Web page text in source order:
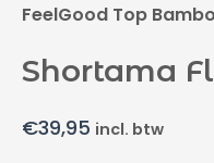
FeelGood Top
Shortama
€39,95 incl. btw